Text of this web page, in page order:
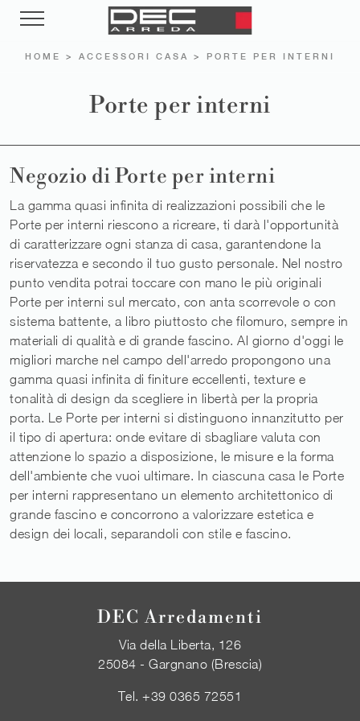
HOME > ACCESSORI CASA > PORTE PER INTERNI
Porte per interni
Negozio di Porte per interni
La gamma quasi infinita di realizzazioni possibili che le
Porte per interni riescono a ricreare, ti darà l'opportunità
di caratterizzare ogni stanza di casa, garantendone la
riservatezza e secondo il tuo gusto personale. Nel nostro
punto vendita potrai toccare con mano le più originali
Porte per interni sul mercato, con anta scorrevole o con
sistema battente, a libro piuttosto che filomuro, sempre in
materiali di qualità e di grande fascino. Al giorno d'oggi le
migliori marche nel campo dell'arredo propongono una
gamma quasi infinita di finiture eccellenti, texture e
tonalità di design da scegliere in libertà per la propria
porta. Le Porte per interni si distinguono innanzitutto per
il tipo di apertura: onde evitare di sbagliare valuta con
attenzione lo spazio a disposizione, le misure e la forma
dell'ambiente che vuoi ultimare. In ciascuna casa le Porte
per interni rappresentano un elemento architettonico di
grande fascino e concorrono a valorizzare estetica e
design dei locali, separandoli con stile e fascino.
DEC Arredamenti
Via della Liberta, 126
25084 - Gargnano (Brescia)
Tel.+39 0365 72551